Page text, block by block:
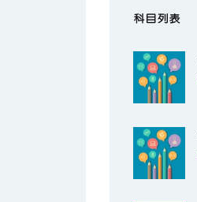
科目列表